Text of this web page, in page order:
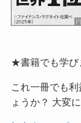
★書籍でも学び
これ一冊でも
ょうか？ 大変